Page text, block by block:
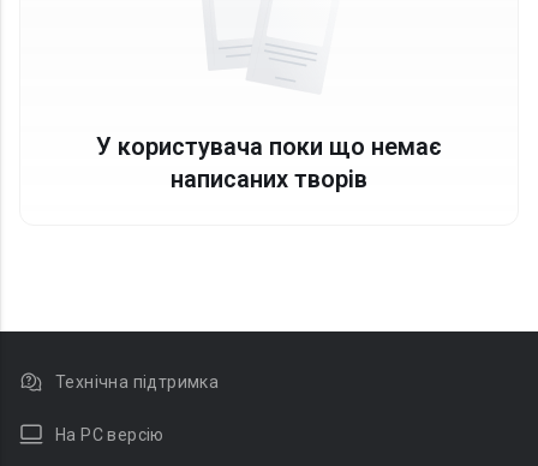
У користувача поки що немає
написаних творів
Технічна підтримка
На PC версію